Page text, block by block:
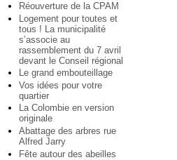
Réouverture de la CPAM
Logement pour toutes et
tous ! La municipalité
s’associe au
rassemblement du 7 avril
devant le Conseil régional
Le grand embouteillage
Vos idées pour votre
quartier
La Colombie en version
originale
Abattage des arbres rue
Alfred Jarry
Fête autour des abeilles